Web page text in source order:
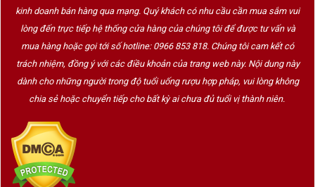
Chất lượng ổn định
Công nghệ hiện đại
Nguồn nguyên liệu phong phú
Phong cách vang dễ tiếp cận
Xuất khẩu đến nhiều quốc gia trên thế giới
Actino là một trong những thương hiệu vang phổ
biến của nhà sản xuất này, hướng đến người tiêu
kinh doanh bán hàng qua mạng. Quý khách có nhu cầu cần mua sắm vui
lòng đến trực tiếp hệ thống cửa hàng của chúng tôi để được tư vấn và
mua hàng hoặc gọi tới số hotline: 0966 853 818. Chúng tôi cam kết có
trách nhiệm, đồng ý với các điều khoản của trang web này. Nội dung này
dành cho những người trong độ tuổi uống rượu hợp pháp, vui lòng không
chia sẻ hoặc chuyển tiếp cho bất kỳ ai chưa đủ tuổi vị thành niên.